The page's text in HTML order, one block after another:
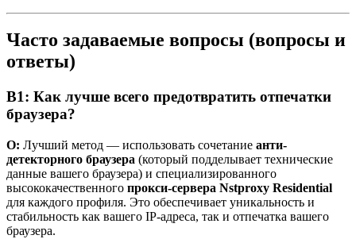
Часто задаваемые вопросы (вопросы и
ответы)
В1: Как лучше всего предотвратить отпечатки
браузера?
О: Лучший метод — использовать сочетание анти-
детекторного браузера (который подделывает технические
данные вашего браузера) и специализированного
высококачественного прокси-сервера Nstproxy Residential
для каждого профиля. Это обеспечивает уникальность и
стабильность как вашего IP-адреса, так и отпечатка вашего
браузера.